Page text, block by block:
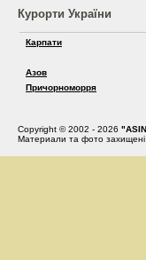
Курорти України
Карпати
Азов
Причорноморря
Copyright © 2002 - 2026
Материали та фото захищені